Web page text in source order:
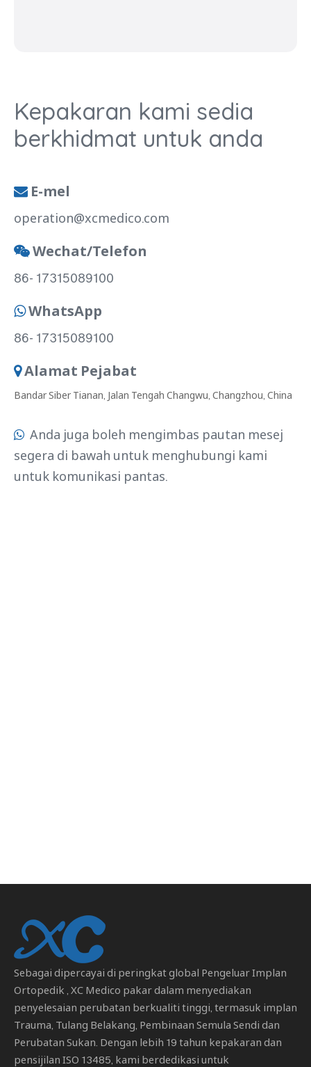
Kepakaran kami sedia
berkhidmat untuk anda
 E-mel
operation@xcmedico.com
 Wechat/Telefon
86- 17315089100
 WhatsApp
86- 17315089100
 Alamat Pejabat
Bandar Siber Tianan, Jalan Tengah Changwu, Changzhou, China
 Anda juga boleh mengimbas pautan mesej
segera di bawah untuk menghubungi kami
untuk komunikasi pantas.
Sebagai dipercayai di peringkat global Pengeluar Implan
Ortopedik , XC Medico pakar dalam menyediakan
penyelesaian perubatan berkualiti tinggi, termasuk implan
Trauma, Tulang Belakang, Pembinaan Semula Sendi dan
Perubatan Sukan. Dengan lebih 19 tahun kepakaran dan
pensijilan ISO 13485, kami berdedikasi untuk